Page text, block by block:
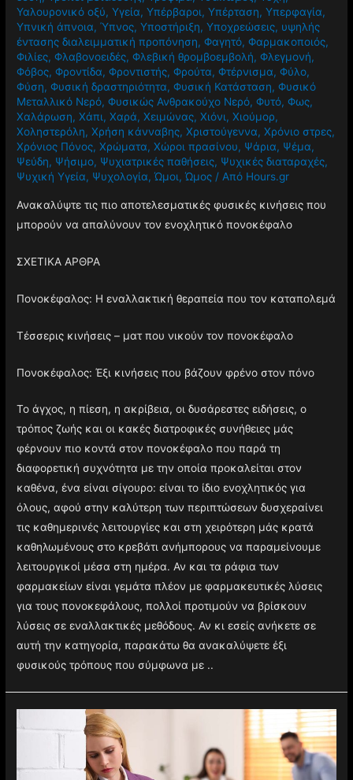
Υαλουρονικό οξύ,Υγεία,Υπέρβαροι,Υπέρταση,Υπερφαγία,
Υπνική άπνοια,Ύπνος,Υποστήριξη,Υποχρεώσεις, υψηλής
έντασης διαλειμματική προπόνηση,Φαγητό,Φαρμακοποιός,
Φιλίες,Φλαβονοειδές,Φλεβική θρομβοεμβολή,Φλεγμονή,
Φόβος,Φροντίδα,Φροντιστής,Φρούτα,Φτέρνισμα,Φύλο,
Φύση,Φυσική δραστηριότητα,Φυσική Κατάσταση,Φυσικό
Μεταλλικό Νερό,Φυσικώς Ανθρακούχο Νερό,Φυτό,Φως,
Χαλάρωση,Χάπι,Χαρά,Χειμώνας,Χιόνι,Χιούμορ,
Χοληστερόλη,Χρήση κάνναβης,Χριστούγεννα,Χρόνιο στρες,
Χρόνιος Πόνος,Χρώματα,Χώροι πρασίνου, Ψάρια, Ψέμα,
Ψεύδη, Ψήσιμο, Ψυχιατρικές παθήσεις, Ψυχικές διαταραχές,
Ψυχική Υγεία, Ψυχολογία,Ώμοι,Ώμος / Από Hours.gr
Ανακαλύψτε τις πιο αποτελεσματικές φυσικές κινήσεις που
μπορούν να απαλύνουν τον ενοχλητικό πονοκέφαλο
ΣΧΕΤΙΚΑ ΑΡΘΡΑ
Πονοκέφαλος: Η εναλλακτική θεραπεία που τον καταπολεμά
Τέσσερις κινήσεις – ματ που νικούν τον πονοκέφαλο
Πονοκέφαλος: Έξι κινήσεις που βάζουν φρένο στον πόνο
Το άγχος, η πίεση, η ακρίβεια, οι δυσάρεστες ειδήσεις, ο
τρόπος ζωής και οι κακές διατροφικές συνήθειες μάς
φέρνουν πιο κοντά στον πονοκέφαλο που παρά τη
διαφορετική συχνότητα με την οποία προκαλείται στον
καθένα, ένα είναι σίγουρο: είναι το ίδιο ενοχλητικός για
όλους, αφού στην καλύτερη των περιπτώσεων δυσχεραίνει
τις καθημερινές λειτουργίες και στη χειρότερη μάς κρατά
καθηλωμένους στο κρεβάτι ανήμπορους να παραμείνουμε
λειτουργικοί μέσα στη ημέρα. Αν και τα ράφια των
φαρμακείων είναι γεμάτα πλέον με φαρμακευτικές λύσεις
για τους πονοκεφάλους, πολλοί προτιμούν να βρίσκουν
λύσεις σε εναλλακτικές μεθόδους. Αν κι εσείς ανήκετε σε
αυτή την κατηγορία, παρακάτω θα ανακαλύψετε έξι
φυσικούς τρόπους που σύμφωνα με ..